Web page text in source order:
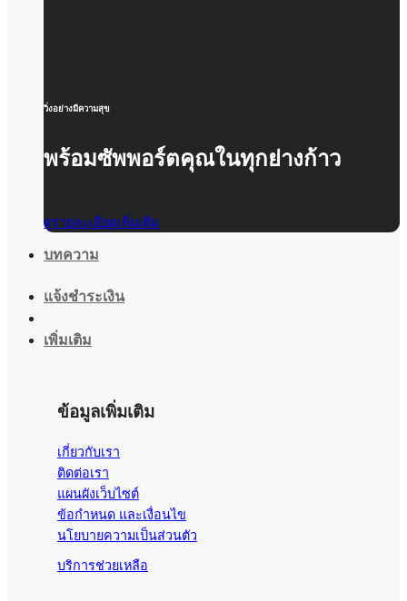
วิ่งอย่างมีความสุข
พร้อมซัพพอร์ตคุณในทุกย่างก้าว
ดูรายละเอียดเพิ่มเติม
บทความ
แจ้งชำระเงิน
เพิ่มเติม
ข้อมูลเพิ่มเติม
เกี่ยวกับเรา
ติดต่อเรา
แผนผังเว็บไซต์
ข้อกำหนด และเงื่อนไข
นโยบายความเป็นส่วนตัว
บริการช่วยเหลือ